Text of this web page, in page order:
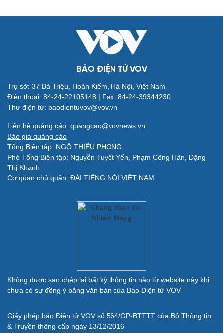
Nghệ sĩ
Thời trang
Tư vấn
BÁO ĐIỆN TỬ VOV
Trụ sở: 37 Bà Triệu, Hoàn Kiếm, Hà Nội, Việt Nam
Điện thoại: 84-24-22105148 | Fax: 84-24-39344230
Thư điện tử: baodientuvov@vov.vn
Liên hệ quảng cáo: quangcao@vovnews.vn
Báo giá quảng cáo
Tổng Biên tập: NGÔ THIỆU PHONG
Phó Tổng Biên tập: Nguyễn Tuyết Yến, Phạm Công Hân, Đặng
Thị Khanh
Cơ quan chủ quản: ĐÀI TIẾNG NÓI VIỆT NAM
Không được sao chép lại bất kỳ thông tin nào từ website này khi
chưa có sự đồng ý bằng văn bản của Báo Điện tử VOV
Giấy phép báo Điện tử VOV số 564/GP-BTTTT của Bộ Thông tin
& Truyền thông cấp ngày 13/12/2016